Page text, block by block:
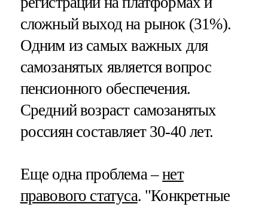
сложный выход на рынок (31%).
Одним из самых важных для
самозанятых является вопрос
пенсионного обеспечения.
Средний возраст самозанятых
россиян составляет 30-40 лет.
Еще одна проблема –нет
правового статуса. "Конкретные